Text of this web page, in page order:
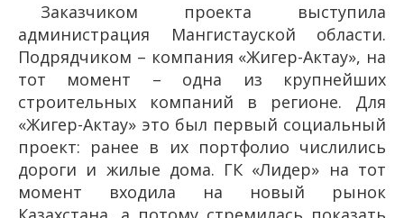
Заказчиком проекта выступила
администрация Мангистауской области.
Подрядчиком – компания «Жигер-Актау», на
тот момент – одна из крупнейших
строительных компаний в регионе. Для
«Жигер-Актау» это был первый социальный
проект: ранее в их портфолио числились
дороги и жилые дома. ГК «Лидер» на тот
момент входила на новый рынок